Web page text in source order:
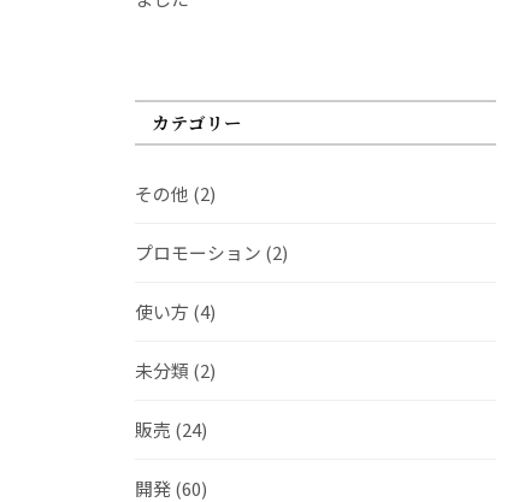
カテゴリー
その他 (2)
プロモーション (2)
使い方 (4)
未分類 (2)
販売 (24)
開発(60)